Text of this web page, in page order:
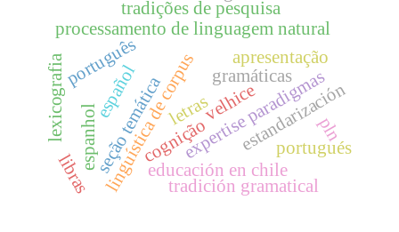
linguística de corpus
processamento de linguagem natural
letras
apresentação
seção temáticacogniçãoexpertise paradigmas
tradições de pesquisa
estandarización
educación en chile
gramáticas
tradición gramatical
portugués
español
português
espanhol
libras
lexicografia pln
velhice